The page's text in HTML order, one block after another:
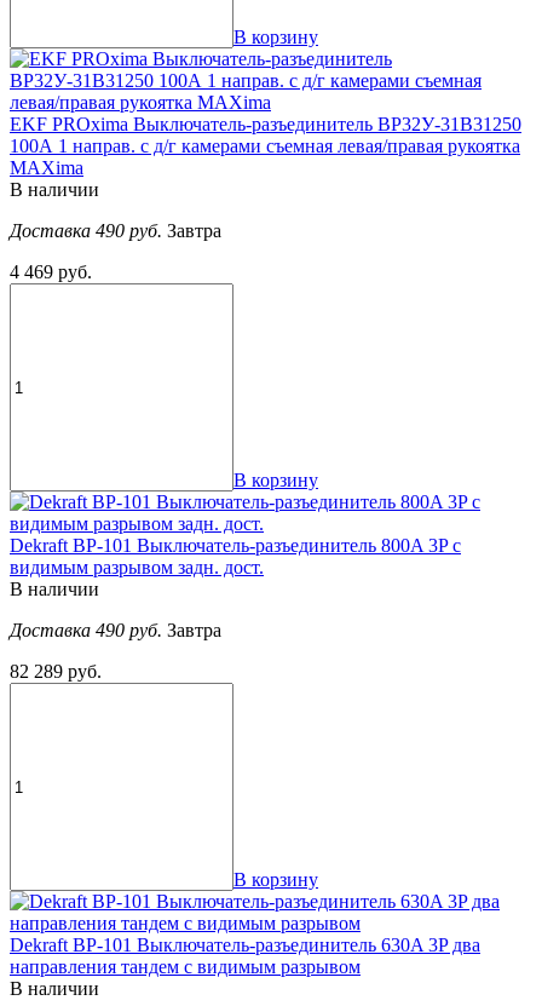
В корзину
EKF PROxima Выключатель-разъединитель ВР32У-31В31250
100А 1 направ. с д/г камерами съемная левая/правая рукоятка
MAXima
В наличии
Доставка 490 руб. Завтра
4 469 руб.
В корзину
Dekraft ВР-101 Выключатель-разъединитель 800A 3P с
видимым разрывом задн. дост.
В наличии
Доставка 490 руб. Завтра
82 289 руб.
В корзину
Dekraft ВР-101 Выключатель-разъединитель 630A 3P два
направления тандем с видимым разрывом
В наличии